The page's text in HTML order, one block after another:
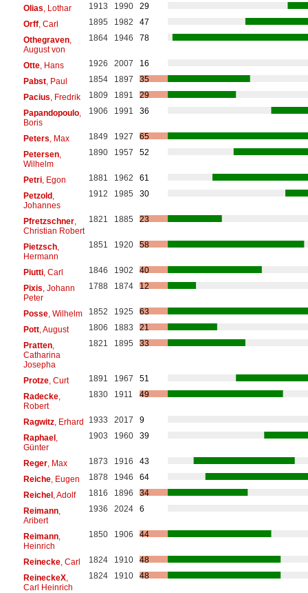
Olias , Lothar 1913 1990
29
Orff, Carl 1895 1982
47
Othegraven,
August von
1864 1946 78
Otte, Hans 1926 2007
16
Pabst, Paul 1854 1897
35
Pacius , Fredrik 1809 1891
29
Papandopoulo,
Boris
1906 1991 36
Peters , Max 1849 1927
65
Petersen,
Wilhelm
1890 1957 52
Petri, Egon 1881 1962
61
Petzold,
Johannes
1912 1985 30
Pfretzschner,
Christian Robert
1821 1885 23
Pietzsch,
Hermann
1851 1920 58
Piutti, Carl 1846 1902
40
Pixis , Johann
Peter
1788 1874 12
Posse, Wilhelm 1852 1925
63
Pott, August 1806 1883
21
Pratten,
Catharina
Josepha
1821 1895 33
Protze, Curt 1891 1967
51
Radecke,
Robert
1830 1911 49
Ragwitz, Erhard 1933 2017
9
Raphael,
Günter
1903 1960 39
Reger, Max 1873 1916
43
Reiche, Eugen 1878 1946
64
Reichel, Adolf 1816 1896
34
Reimann,
Aribert
1936 2024 6
Reimann,
Heinrich
1850 1906 44
Reinecke, Carl 1824 1910
48
ReineckeX,
Carl Heinrich
1824 1910 48